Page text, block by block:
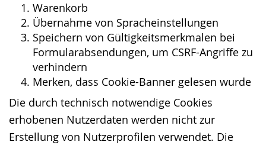
Warenkorb
Übernahme von Spracheinstellungen
Speichern von Gültigkeitsmerkmalen bei
Formularabsendungen, um CSRF-Angriffe zu
verhindern
Merken, dass Cookie-Banner gelesen wurde
Die durch technisch notwendige Cookies
erhobenen Nutzerdaten werden nicht zur
Erstellung von Nutzerprofilen verwendet. Die